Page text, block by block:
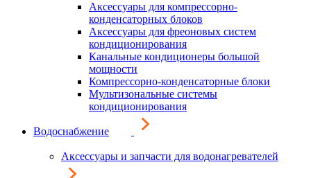
Аксессуары для компрессорно-
конденсаторных блоков
Аксессуары для фреоновых систем
кондиционирования
Канальные кондиционеры большой
мощности
Компрессорно-конденсаторные блоки
Мультизональные системы
кондиционирования
Водоснабжение
Аксессуары и запчасти для водонагревателей